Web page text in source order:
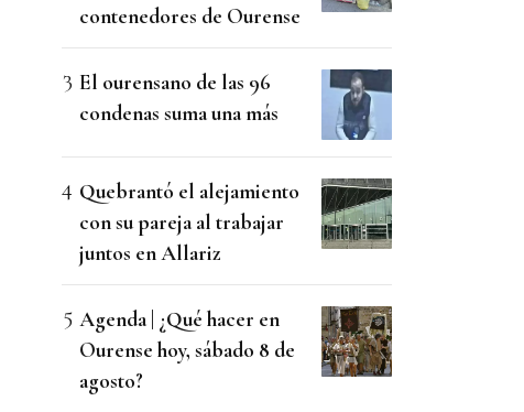
contenedores de Ourense
El ourensano de las 96
condenas suma una más
Quebrantó el alejamiento
con su pareja al trabajar
juntos en Allariz
Agenda | ¿Qué hacer en
Ourense hoy, sábado 8 de
agosto?